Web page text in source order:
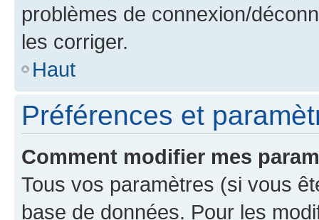
problèmes de connexion/
les corriger.
Haut
Préférences et
Comment modifier mes
Tous vos paramètres (si vous
base de données. Pour les